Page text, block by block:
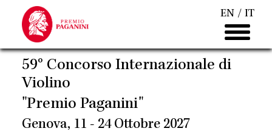
contenuto
principale
EN IT
59° Concorso Internazionale di
Violino
"Premio Paganini"
Genova, 11 - 24 Ottobre 2027